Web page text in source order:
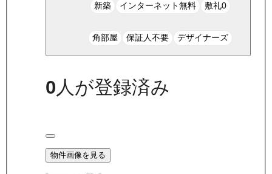
新築 インターネット無料 敷礼0
角部屋 保証人不要 デザイナーズ
0 人が登録済み
物件画像を見る